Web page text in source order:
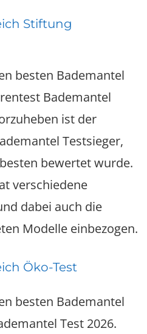
Stiftung
besten Bademantel
Bademantel
ist der
Testsieger,
bewertet wurde.
verschiedene
dabei auch die
Modelle einbezogen.
Öko-Test
besten Bademantel
Test 2026.